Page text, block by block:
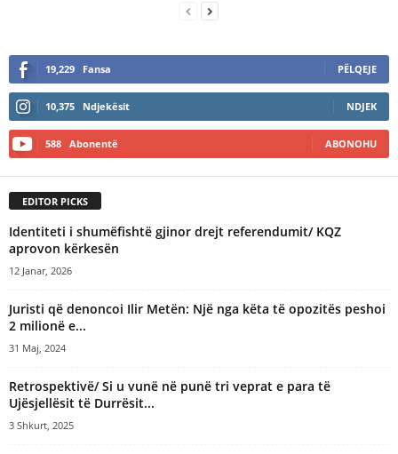
19,229 Fansa PËLQEJE
10,375 Ndjekësit NDJEK
588 Abonentë ABONOHU
EDITOR PICKS
Identiteti i shumëfishtë gjinor drejt referendumit/ KQZ
aprovon kërkesën
12 Janar, 2026
Juristi që denoncoi Ilir Metën: Një nga këta të opozitës peshoi
2 milionë e...
31 Maj, 2024
Retrospektivë/ Si u vunë në punë tri veprat e para të
Ujësjellësit të Durrësit...
3 Shkurt, 2025